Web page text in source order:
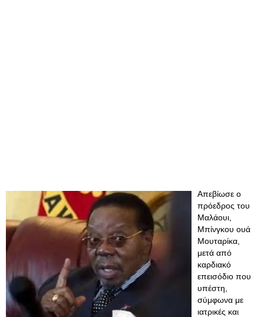
Απεβίωσε ο
πρόεδρος του
Μαλάουι,
Μπίνγκου ουά
Μουταρίκα,
μετά από
καρδιακό
επεισόδιο που
υπέστη,
σύμφωνα με
ιατρικές και